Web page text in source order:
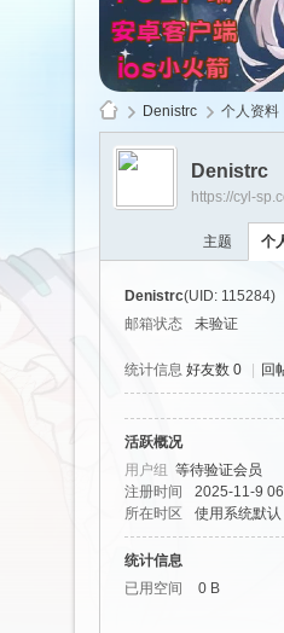
Denistrc 个人资料
Denistrc
https://cyl-
主题 个
Denistrc(UID: 115284)
邮箱状态
未验证
统计信息 好友数 0 回
活跃概况
用户组 等待验证会员
注册时间
2025-11-9
所在时区
使用系统默认
统计信息
已用空间
0 B